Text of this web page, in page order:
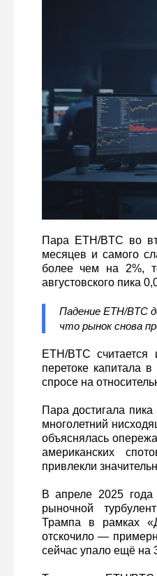
Пара ETH/BTC во
месяцев и самого
более чем на 2%,
августовского пика
Падение ETH/BTC
что рынок снова
ETH/BTC
перетоке капитала
спросе на
Пара достигала
многолетний
объяснялась
американских
привлекли
В апреле 2025
рыночной
Трампа в рамках
отскочило —
сейчас упало ещё на